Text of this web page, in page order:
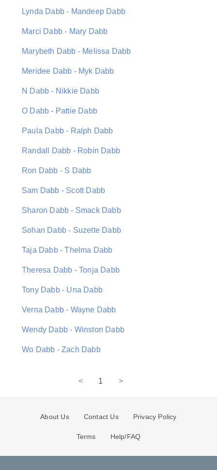
Lynda Dabb - Mandeep Dabb
Marci Dabb - Mary Dabb
Marybeth Dabb - Melissa Dabb
Meridee Dabb - Myk Dabb
N Dabb - Nikkie Dabb
O Dabb - Pattie Dabb
Paula Dabb - Ralph Dabb
Randall Dabb - Robin Dabb
Ron Dabb - S Dabb
Sam Dabb - Scott Dabb
Sharon Dabb - Smack Dabb
Sohan Dabb - Suzette Dabb
Taja Dabb - Thelma Dabb
Theresa Dabb - Tonja Dabb
Tony Dabb - Una Dabb
Verna Dabb - Wayne Dabb
Wendy Dabb - Winston Dabb
Wo Dabb - Zach Dabb
< 1 >
About Us Contact Us Privacy Policy
Terms Help/FAQ